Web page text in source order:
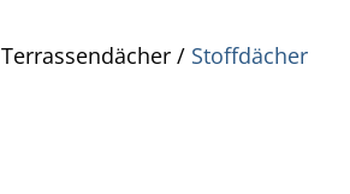
Terrassendächer / Stoffdächer